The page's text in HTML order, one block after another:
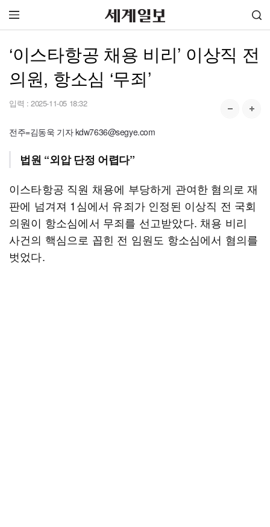
‘이스타항공 채용 비리’ 이상직 전
의원, 항소심 ‘무죄’
입력 : 2025-11-05 18:32
전주=김동욱 기자 kdw7636@segye.com
법원 “외압 단정 어렵다”
이스타항공 직원 채용에 부당하게 관여한 혐의로 재
판에 넘겨져 1심에서 유죄가 인정된 이상직 전 국회
의원이 항소심에서 무죄를 선고받았다. 채용 비리
사건의 핵심으로 꼽힌 전 임원도 항소심에서 혐의를
벗었다.